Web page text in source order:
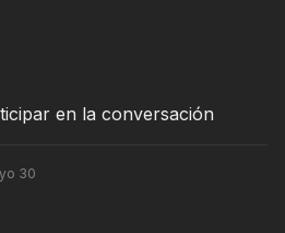
en la conversación
30